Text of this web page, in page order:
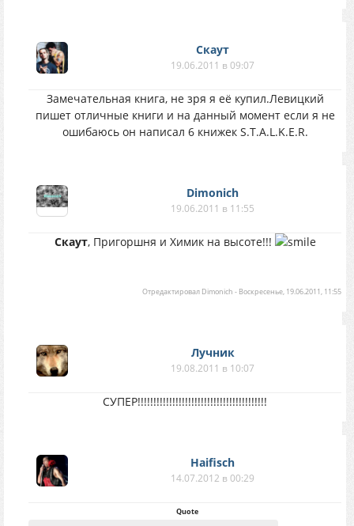
Скаут
19.06.2011 в 09:07
Замечательная книга, не зря я её купил.Левицкий
пишет отличные книги и на данный момент если я не
ошибаюсь он написал 6 книжек S.T.A.L.K.E.R.
Dimonich
19.06.2011 в 11:55
Скаут, Пригоршня и Химик на высоте!!!
Отредактировал Dimonich - Воскресенье, 19.06.2011, 11:55
Лучник
19.08.2011 в 10:07
СУПЕР!!!!!!!!!!!!!!!!!!!!!!!!!!!!!!!!!!!!!!!!!
Haifisch
14.07.2012 в 00:29
Quote